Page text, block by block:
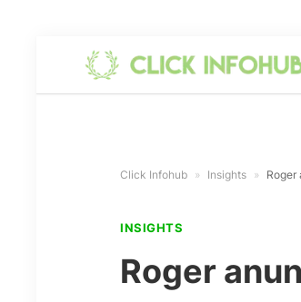
Click Infohub » Insights » Roger
INSIGHTS
Roger